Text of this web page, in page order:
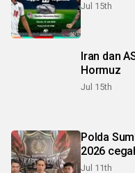
Jul 15th
Iran dan
Hormuz
Jul 15th
Polda
2026
Jul 11th